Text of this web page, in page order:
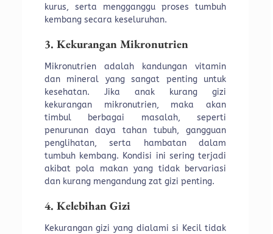
kurus, serta mengganggu proses tumbuh
kembang secara keseluruhan.
3. Kekurangan Mikronutrien
Mikronutrien adalah kandungan vitamin
dan mineral yang sangat penting untuk
kesehatan. Jika anak kurang gizi
kekurangan mikronutrien, maka akan
timbul berbagai masalah, seperti
penurunan daya tahan tubuh, gangguan
penglihatan, serta hambatan dalam
tumbuh kembang. Kondisi ini sering terjadi
akibat pola makan yang tidak bervariasi
dan kurang mengandung zat gizi penting.
4. Kelebihan Gizi
Kekurangan gizi yang dialami si Kecil tidak